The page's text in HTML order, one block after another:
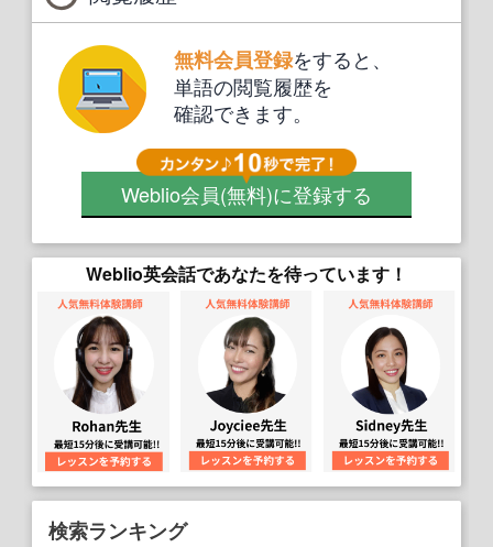
無料会員登録をすると、
単語の閲覧履歴を
確認できます。
Weblio会員(無料)に登録する
Weblio英会話であなたを待っています！
検索ランキング